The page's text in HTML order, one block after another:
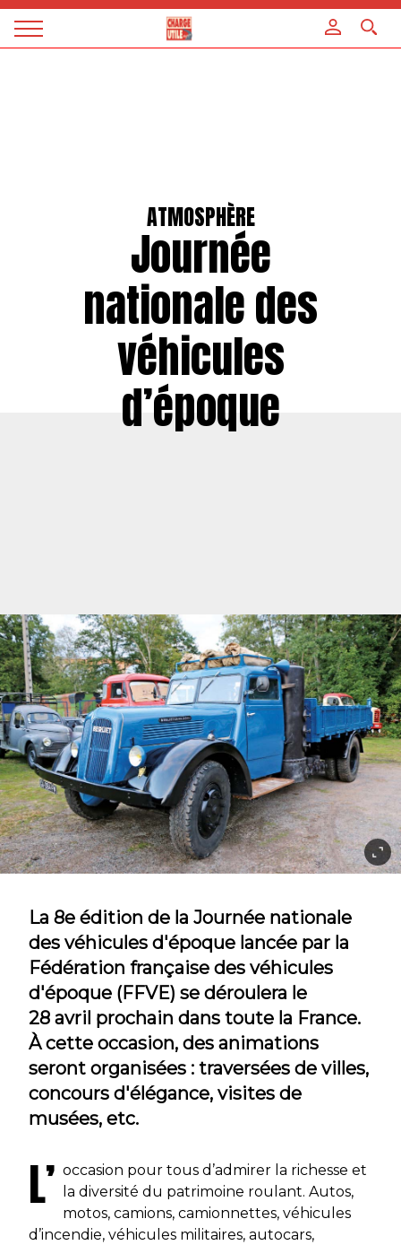
Magazine
ATMOSPHÈRE
Journée
nationale des
véhicules
d’époque
La 8e édition de la Journée nationale
des véhicules d'époque lancée par la
Fédération française des véhicules
d'époque (FFVE) se déroulera le
28 avril prochain dans toute la France.
À cette occasion, des animations
seront organisées : traversées de villes,
concours d'élégance, visites de
musées, etc.
L’ occasion pour tous d’admirer la richesse et
la diversité du patrimoine roulant. Autos,
motos, camions, camionnettes, véhicules
d’incendie, véhicules militaires, autocars,
Panneau de gestion des cookies